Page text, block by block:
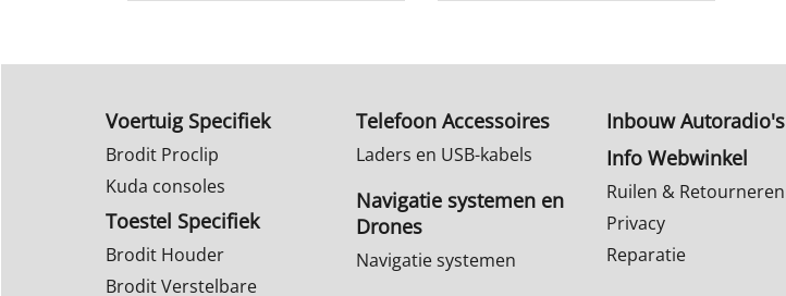
Voertuig Specifiek
Brodit Proclip
Kuda consoles
Toestel Specifiek
Brodit Houder
Brodit Verstelbare
Telefoon Accessoires
Laders en USB-kabels
Navigatie systemen en
Drones
Navigatie systemen
Inbouw Autoradio's
Info Webwinkel
Ruilen & Retourneren
Privacy
Reparatie